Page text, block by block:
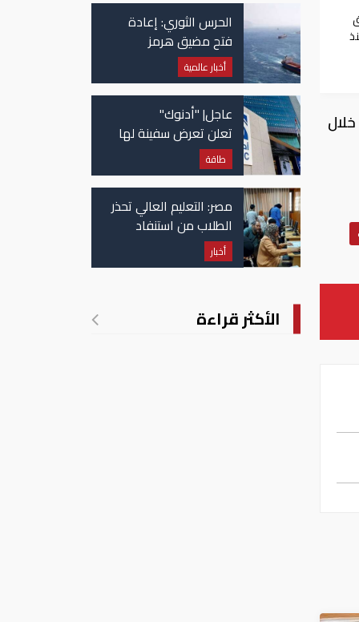
الحرس الثوري: إعادة
فتح مضيق هرمز
مرهونة بقبول واشنطن
الكامل لشروط طهران
أخبار عالمية
عاجل| "أدنوك"
تعلن تعرض سفينة لها
للاستهداف بصاروخ في
مضيق هرمز
طاقة
مصر: التعليم العالي تحذر
الطلاب من استنفاد
الرغبات قبل غلق
التسجيل
أخبار
الأكثر قراءة